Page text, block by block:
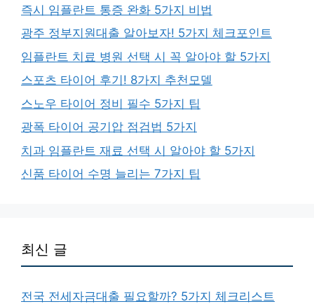
즉시 임플란트 통증 완화 5가지 비법
광주 정부지원대출 알아보자! 5가지 체크포인트
임플란트 치료 병원 선택 시 꼭 알아야 할 5가지
스포츠 타이어 후기! 8가지 추천모델
스노우 타이어 정비 필수 5가지 팁
광폭 타이어 공기압 점검법 5가지
치과 임플란트 재료 선택 시 알아야 할 5가지
신품 타이어 수명 늘리는 7가지 팁
최신 글
전국 전세자금대출 필요할까? 5가지 체크리스트